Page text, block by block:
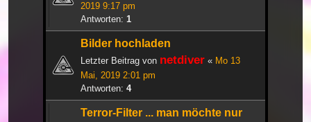
2019 9:17 pm
Antworten: 1
Bilder hochladen
Letzter Beitrag von netdiver « Mo 13
Mai, 2019 2:01 pm
Antworten: 4
Terror-Filter ... man möchte nur